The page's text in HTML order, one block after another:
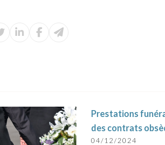
Prestations
des contrats
04/12/2024